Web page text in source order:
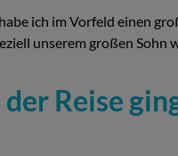
ich im Vorfeld einen
unserem großen Sohn
der Reise